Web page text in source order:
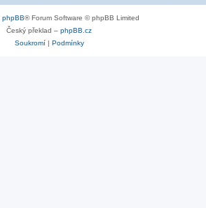
phpBB® Forum Software © phpBB Limited
Český překlad – phpBB.cz
Soukromí| Podmínky